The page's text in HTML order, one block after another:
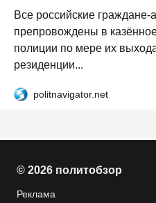
Все российские
препровождены в
полиции по мере их
резиденции...
politnavigator.net
© 2026 политобзор
Реклама